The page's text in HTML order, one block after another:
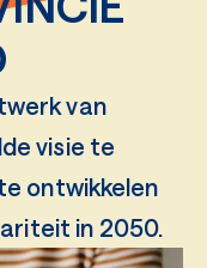
van
visie te
ontwikkelen
in 2050.